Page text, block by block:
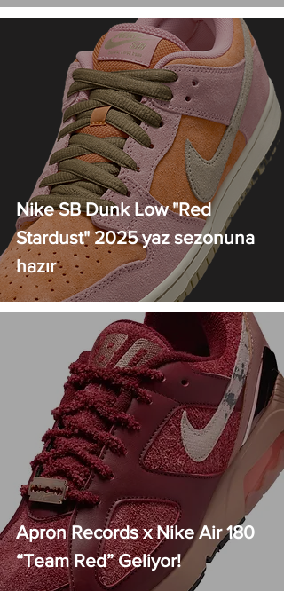
Nike SB Dunk Low "Red
Stardust" 2025 yaz sezonuna
hazır
Apron Records x Nike Air 180
“Team Red” Geliyor!